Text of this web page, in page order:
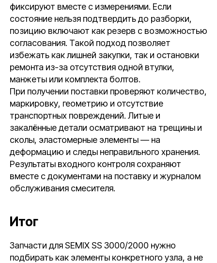
фиксируют вместе с измерениями. Если
состояние нельзя подтвердить до разборки,
позицию включают как резерв с возможностью
согласования. Такой подход позволяет
избежать как лишней закупки, так и остановки
ремонта из-за отсутствия одной втулки,
манжеты или комплекта болтов.
При получении поставки проверяют количество,
маркировку, геометрию и отсутствие
транспортных повреждений. Литые и
закалённые детали осматривают на трещины и
сколы, эластомерные элементы — на
деформацию и следы неправильного хранения.
Результаты входного контроля сохраняют
вместе с документами на поставку и журналом
обслуживания смесителя.
Итог
Запчасти для SEMIX SS 3000/2000 нужно
подбирать как элементы конкретного узла, а не